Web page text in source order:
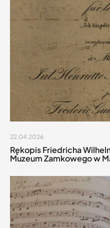
22.04.2026
Rękopis Friedricha
Muzeum Zamkowego w